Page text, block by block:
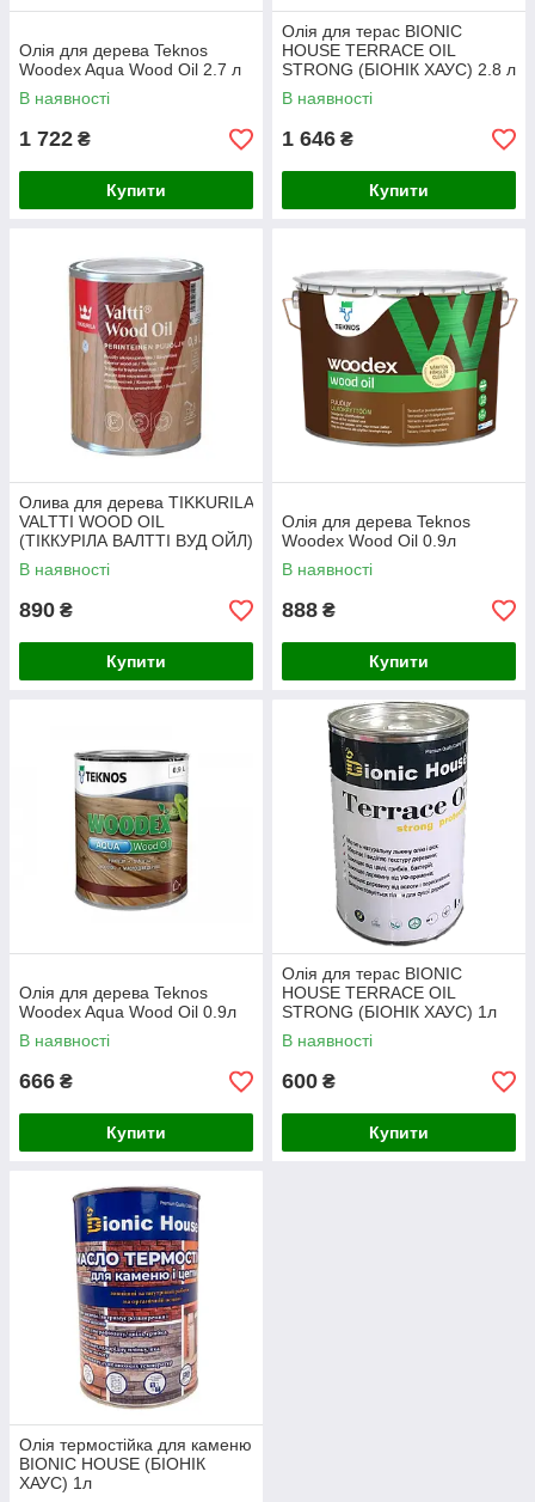
Олія для дерева Teknos
Woodex Aqua Wood Oil 2.7 л
В наявності
1 722 ₴
Купити
Олія для терас BIONIC
HOUSE TERRACE OIL
STRONG (БІОНІК ХАУС) 2.8 л
В наявності
1 646 ₴
Купити
Олива для дерева TIKKURILA
VALTTI WOOD OIL
(ТІККУРІЛА ВАЛТТІ ВУД ОЙЛ)
0.9л
В наявності
890 ₴
Купити
Олія для дерева Teknos
Woodex Wood Oil 0.9л
В наявності
888 ₴
Купити
Олія для дерева Teknos
Woodex Aqua Wood Oil 0.9л
В наявності
666 ₴
Купити
Олія для терас BIONIC
HOUSE TERRACE OIL
STRONG (БІОНІК ХАУС) 1л
В наявності
600 ₴
Купити
Олія термостійка для каменю
BIONIC HOUSE (БІОНІК
ХАУС) 1л